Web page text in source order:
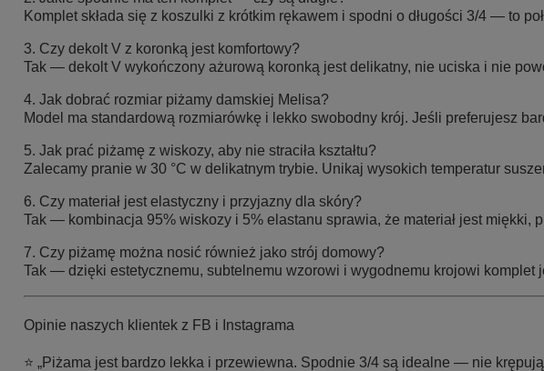
Komplet składa się z koszulki z krótkim rękawem i spodni o długości 3/4 — to
3. Czy dekolt V z koronką jest komfortowy?
Tak — dekolt V wykończony ażurową koronką jest delikatny, nie uciska i nie
4. Jak dobrać rozmiar piżamy damskiej Melisa?
Model ma standardową rozmiarówkę i lekko swobodny krój. Jeśli preferujesz
5. Jak prać piżamę z wiskozy, aby nie straciła kształtu?
Zalecamy pranie w 30 °C w delikatnym trybie. Unikaj wysokich temperatur
6. Czy materiał jest elastyczny i przyjazny dla skóry?
Tak — kombinacja 95% wiskozy i 5% elastanu sprawia, że materiał jest
7. Czy piżamę można nosić również jako strój domowy?
Tak — dzięki estetycznemu, subtelnemu wzorowi i wygodnemu krojowi komplet
Opinie naszych klientek z FB i Instagrama
⭐ „Piżama jest bardzo lekka i przewiewna. Spodnie 3/4 są idealne — nie krępują